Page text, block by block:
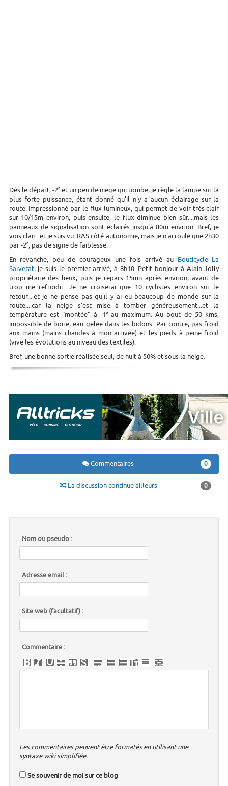
Dès le départ, -2° et un peu de niege qui tombe, je règle la lampe sur la
plus forte puissance, étant donné qu'il n'y a aucun éclairage sur la
route. Impressionné par le flux lumineux, qui permet de voir très clair
sur 10/15m environ, puis ensuite, le flux diminue bien sûr....mais les
panneaux de signalisation sont éclairés jusqu'à 80m environ. Bref, je
vois clair...et je suis vu. RAS côté autonomie, mais je n'ai roulé que 2h30
par -2°, pas de signe de faiblesse.
En revanche, peu de courageux une fois arrivé au Bouticycle La
Salvetat, je suis le premier arrivé, à 8h10. Petit bonjour à Alain Jolly
propriétaire des lieux, puis je repars 15mn après environ, avant de
trop me refroidir. Je ne croiserai que 10 cyclistes environ sur le
retour....et je ne pense pas qu'il y ai eu beaucoup de monde sur la
route....car la neige s'est mise à tomber généreusement...et la
température est "montée" à -1° au maximum. Au bout de 50 kms,
impossible de boire, eau gelée dans les bidons. Par contre, pas froid
aux mains (mains chaudes à mon arrivée) et les pieds à peine froid
(vive les évolutions au niveau des textiles).
Bref, une bonne sortie réalisée seul, de nuit à 50% et sous la neige.
Commentaires 0
La discussion continue ailleurs 0
Nom ou pseudo :
Adresse email :
Site web (facultatif) :
Commentaire :
Les commentaires peuvent être formatés en utilisant une
syntaxe wiki simplifiée.
Se souvenir de moi sur ce blog